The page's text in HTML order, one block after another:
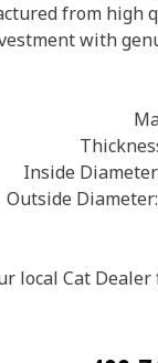
from
with
local Cat